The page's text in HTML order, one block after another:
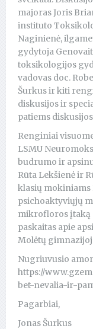
majoras Joris
instituto
Naginienė,
gydytoja
toksikologijos
vadovas doc.
Šurkus ir kiti
diskusijos ir
patiems
Renginiai
LSMU
budrumo ir
Rūta Lekšienė ir
klasių mokiniams
psichoaktyviųjų
mikrofloros įtaką
paskaitas apie
Molėtų
Nugriuvusio
https://
bet-nevalia-ir-
Pagarbiai,
Jonas Šurkus